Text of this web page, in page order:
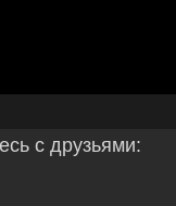
с друзьями: